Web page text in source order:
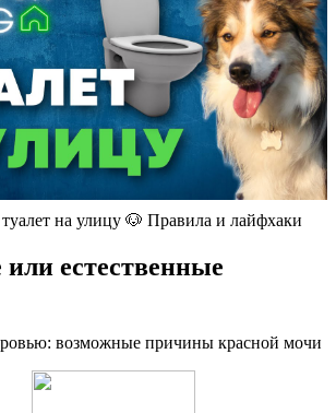
на улицу 🐶 Правила и лайфхаки
естественные
возможные причины красной мочи